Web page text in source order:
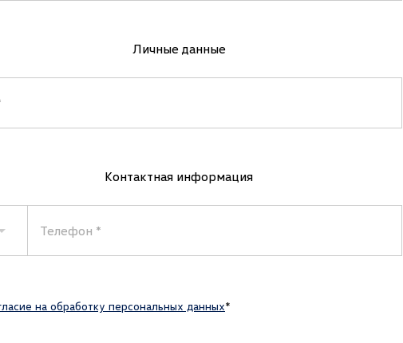
Личные данные
Контактная информация
Телефон
на обработку персональных данных